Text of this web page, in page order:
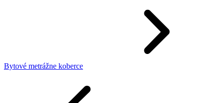
Bytové metrážne koberce